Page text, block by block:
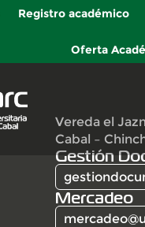
Registro académico
Oferta
Vereda el
Cabal –
Gestión
Mercadeo